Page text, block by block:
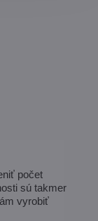
počet
sú takmer
vyrobiť